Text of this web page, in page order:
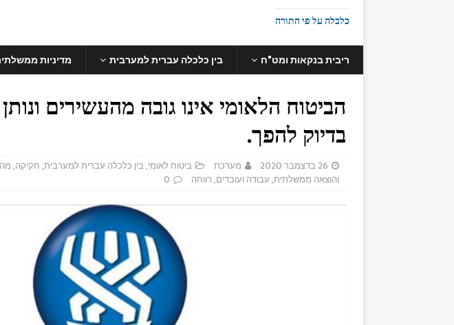
כלכלה על פי התורה
ריבית בנקאות ומט"ח בין כלכלה עברית למערבית מדיניות
הביטוח הלאומי אינו גובה מהעשירים
בדיוק להפך.
26 בדצמבר 2020 מערכת ביטוח לאומי,בין כלכלה עברית למערבית,חקיקה,
והוצאה ממשלתית,עבודה ועובדים,רווחה 0